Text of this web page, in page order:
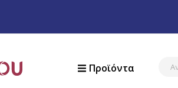
Προϊόντα